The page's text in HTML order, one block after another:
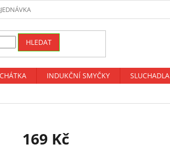
HLEDAT
INDUKČNÍ SMYČKY SLUCHADLA
169 Kč